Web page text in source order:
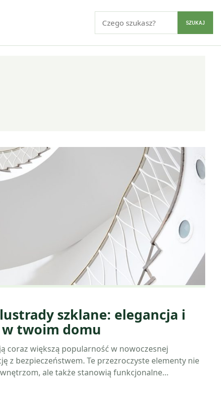
SZUKAJ
szklane: elegancja i
twoim domu
coraz większą popularność w nowoczesnej
z bezpieczeństwem. Te przezroczyste elementy nie
ale także stanowią funkcjonalne…